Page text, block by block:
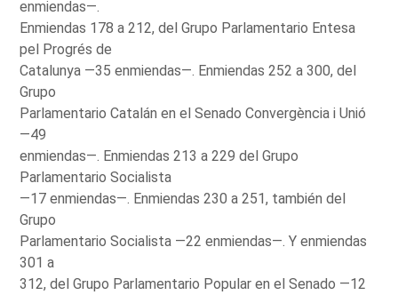
enmiendas—.
Enmiendas 178 a 212, del Grupo Parlamentario Entesa
pel Progrés de
Catalunya —35 enmiendas—. Enmiendas 252 a 300, del
Grupo
Parlamentario Catalán en el Senado Convergència i Unió
—49
enmiendas—. Enmiendas 213 a 229 del Grupo
Parlamentario Socialista
—17 enmiendas—. Enmiendas 230 a 251, también del
Grupo
Parlamentario Socialista —22 enmiendas—. Y enmiendas
301 a
312, del Grupo Parlamentario Popular en el Senado —12